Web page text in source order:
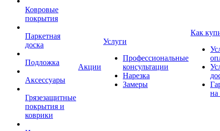
Ковровые
покрытия
Паркетная
доска
Подложка
Аксессуары
Грязезащитные
покрытия и
коврики
Акции
Услуги
Профессиональные
консультации
Нарезка
Замеры
Как
на